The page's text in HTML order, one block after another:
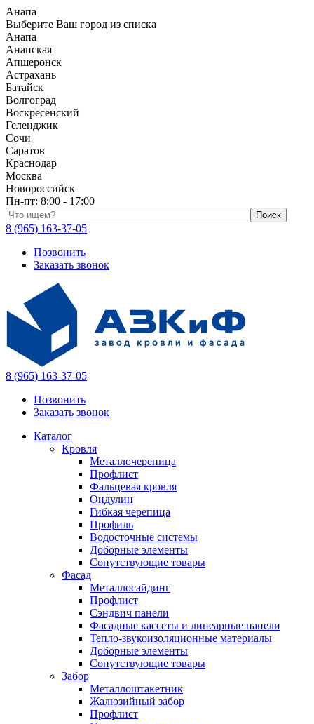
Анапа
Выберите Ваш город из списка
Анапа
Анапская
Апшеронск
Астрахань
Батайск
Волгоград
Воскресенский
Геленджик
Сочи
Саратов
Краснодар
Москва
Новороссийск
Пн-пт: 8:00 - 17:00
Поиск по каталогу
8 (965) 163-37-05
Позвонить
Заказать звонок
8 (965) 163-37-05
Позвонить
Заказать звонок
Каталог
Кровля
Металлочерепица
Профлист
Фальцевая кровля
Ондулин
Гибкая черепица
Профиль
Водосточные системы
Доборные элементы
Сопутствующие товары
Фасад
Металлосайдинг
Профлист
Сэндвич панели
Фасадные кассеты и линеарные панели
Тепло-звукоизоляционные материалы
Доборные элементы
Сопутствующие товары
Забор
Металлоштакетник
Жалюзийный забор
Профлист